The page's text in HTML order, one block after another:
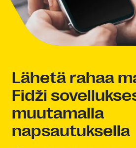
Lähetä rahaa
Fidži
muutamalla
napsautuksella